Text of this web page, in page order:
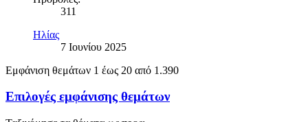
311
Ηλίας
7 Ιουνίου 2025
Εμφάνιση θεμάτων 1 έως 20 από 1.390
Επιλογές εμφάνισης θεμάτων